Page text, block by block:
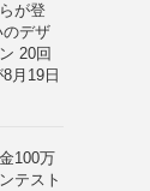
が登
デザ
20回
月19日
100万
テスト